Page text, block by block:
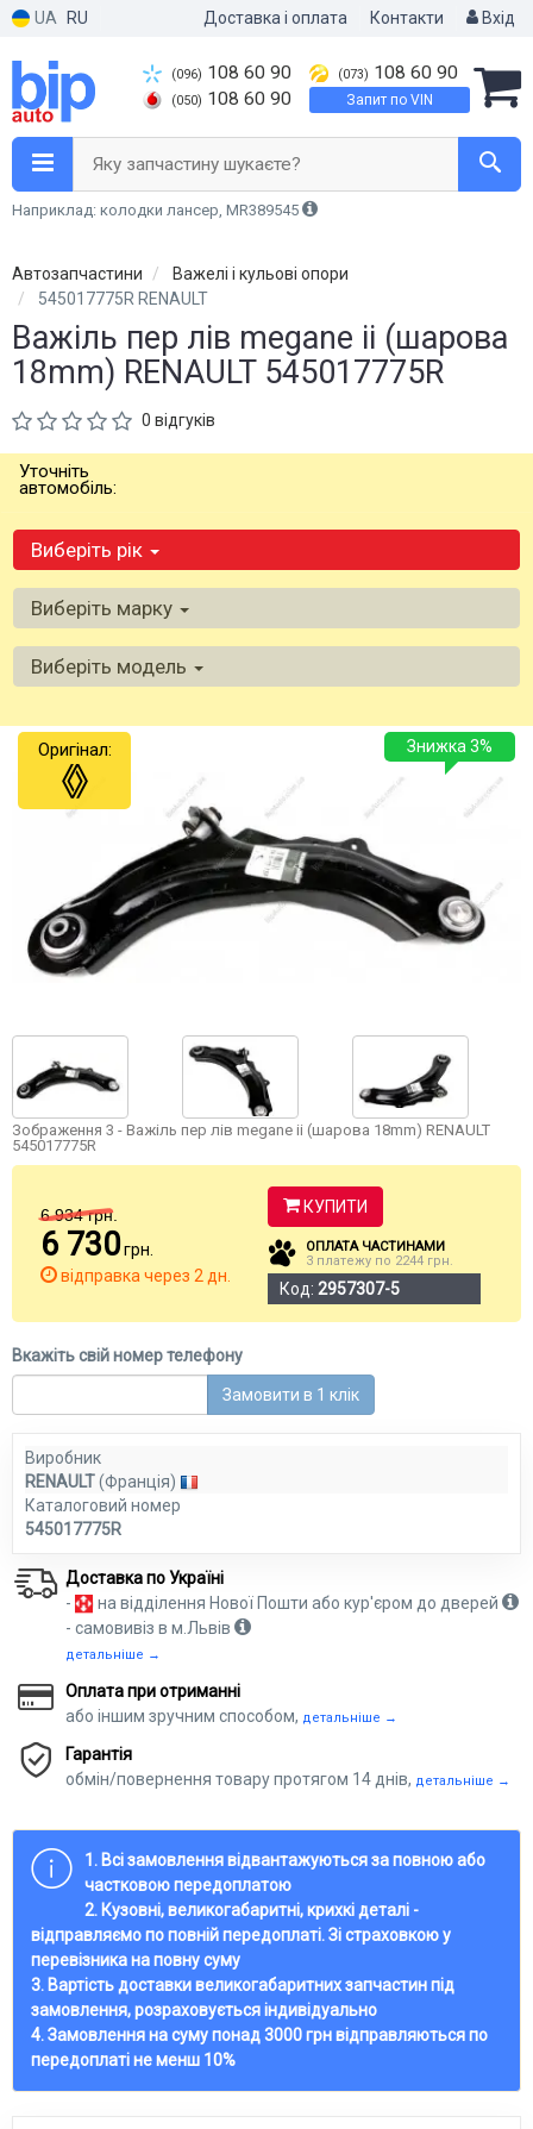
UA RU Доставка і оплата Контакти Вхід
(096) 108 60 90
(050) 108 60 90
(073) 108 60 90
Запит по VIN
Яку запчастину шукаєте?
Наприклад: колодки лансер, MR389545
Автозапчастини
Важелі і кульові опори
545017775R RENAULT
Важіль пер лів megane ii (шарова
18mm) RENAULT 545017775R
0 відгуків
Уточніть
автомобіль:
Виберіть рік
Виберіть марку
Виберіть модель
Знижка 3%
Оригінал:
Зображення 3 - Важіль пер лів megane ii (шарова 18mm) RENAULT
545017775R
6 934 грн.
6 730грн.
відправка через 2 дн.
КУПИТИ
ОПЛАТА ЧАСТИНАМИ
3 платежу по 2244 грн.
Код: 2957307-5
Вкажіть свій номер телефону
Замовити в 1 клік
Виробник
RENAULT(Франція)
Каталоговий номер
545017775R
Доставка по Україні
-
на відділення Нової Пошти або кур'єром до дверей
- самовивіз в м.Львів
детальніше →
Оплата при отриманні
або іншим зручним способом, детальніше →
Гарантія
обмін/повернення товару протягом 14 днів, детальніше →
1. Всі замовлення відвантажуються за повною або
частковою передоплатою
2. Кузовні, великогабаритні, крихкі деталі -
відправляємо по повній передоплаті. Зі страховкою у
перевізника на повну суму
3. Вартість доставки великогабаритних запчастин під
замовлення, розраховується індивідуально
4. Замовлення на суму понад 3000 грн відправляються по
передоплаті не менш 10%